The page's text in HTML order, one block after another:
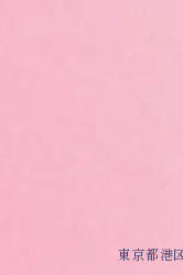
東京都港